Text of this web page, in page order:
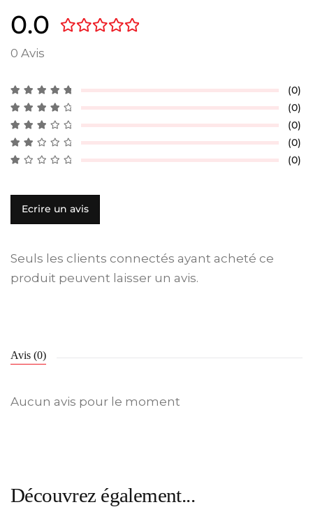
0.0
0 Avis
(0)
(0)
(0)
(0)
(0)
Ecrire un avis
Seuls les clients connectés ayant acheté ce
produit peuvent laisser un avis.
Avis (0)
Aucun avis pour le moment
Découvrez également...